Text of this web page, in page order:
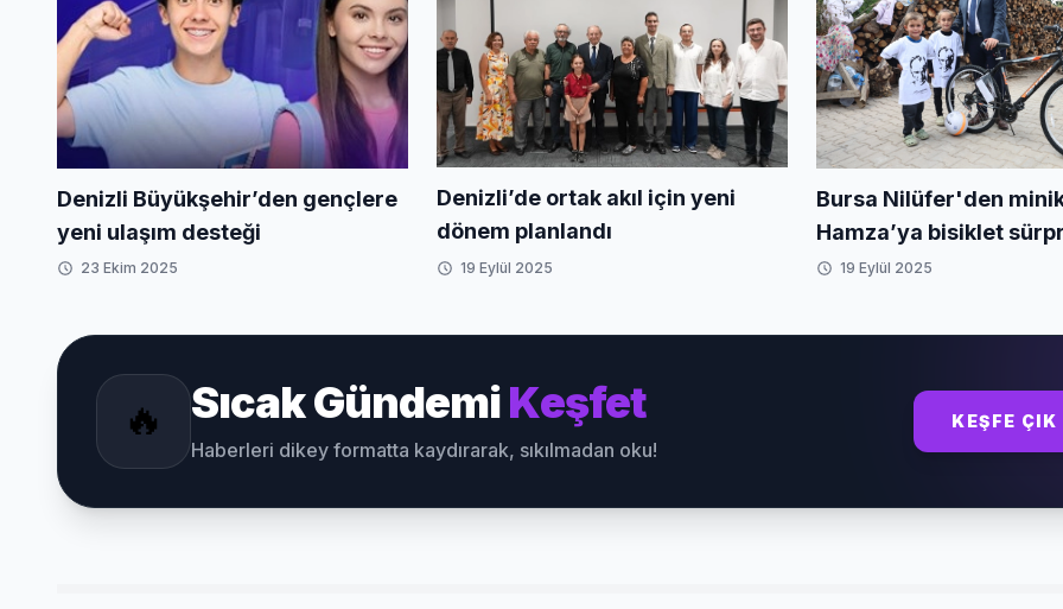
Denizli Büyükşehir’den gençlere
yeni ulaşım desteği
23 Ekim 2025
Denizli’de ortak akıl için yeni
dönem planlandı
19 Eylül 2025
Bursa Nilüfer'den
Hamza’ya bisiklet
19 Eylül 2025
🔥 Sıcak GündemiKeşfet
Haberleri dikey formatta kaydırarak, sıkılmadan oku!
KEŞFE ÇIK